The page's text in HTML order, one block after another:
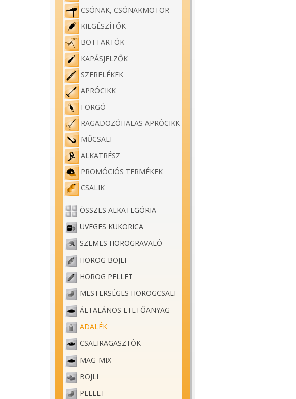
CSÓNAK, CSÓNAKMOTOR
KIEGÉSZÍTŐK
BOTTARTÓK
KAPÁSJELZŐK
SZERELÉKEK
APRÓCIKK
FORGÓ
RAGADOZÓHALAS APRÓCIKK
MŰCSALI
ALKATRÉSZ
PROMÓCIÓS TERMÉKEK
CSALIK
ÖSSZES ALKATEGÓRIA
ÜVEGES KUKORICA
SZEMES HOROGRAVALÓ
HOROG BOJLI
HOROG PELLET
MESTERSÉGES HOROGCSALI
ÁLTALÁNOS ETETŐANYAG
ADALÉK
CSALIRAGASZTÓK
MAG-MIX
BOJLI
PELLET